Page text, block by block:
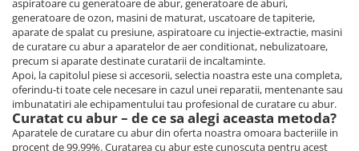
aspiratoare cu generatoare de abur, generatoare de aburi,
generatoare de ozon, masini de maturat, uscatoare de tapiterie,
aparate de spalat cu presiune, aspiratoare cu injectie-extractie, masini
de curatare cu abur a aparatelor de aer conditionat, nebulizatoare,
precum si aparate destinate curatarii de incaltaminte.
Apoi, la capitolul piese si accesorii, selectia noastra este una completa,
oferindu-ti toate cele necesare in cazul unei reparatii, mentenante sau
imbunatatiri ale echipamentului tau profesional de curatare cu abur.
Curatat cu abur – de ce sa alegi aceasta metoda?
Aparatele de curatare cu abur din oferta noastra omoara bacteriile in
procent de 99.99%. Curatarea cu abur este cunoscuta pentru acest